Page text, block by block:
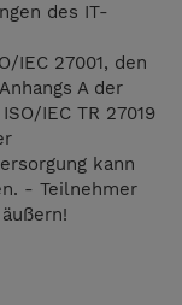
des IT-
IEC 27001, den
A der
IEC TR 27019
kann
- Teilnehmer